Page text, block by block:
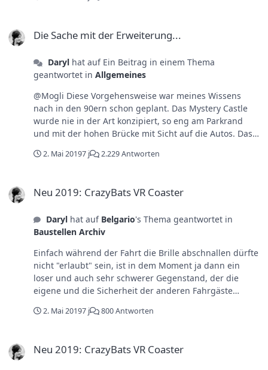
auch nicht so recht vorstellen.
Die Sache mit der Erweiterung...
Darylhat auf Ein Beitrag in einem Thema
geantwortet in Allgemeines
@Mogli Diese Vorgehensweise war meines Wissens
nach in den 90ern schon geplant. Das Mystery Castle
wurde nie in der Art konzipiert, so eng am Parkrand
und mit der hohen Brücke mit Sicht auf die Autos. Das
Zeit, zumindest der in China machte schon immer
2. Mai 20197 j 2.229 Antworten
Neu 2019: CrazyBats VR Coaster
Darylhat auf Belgario's Thema geantwortet in
Baustellen Archiv
Einfach während der Fahrt die Brille abschnallen dürfte
nicht "erlaubt" sein, ist in dem Moment ja dann ein
loser und auch sehr schwerer Gegenstand, der die
eigene und die Sicherheit der anderen Fahrgäste
gegen Kopf geknallt bekommen). Das finde ich beim
dazu bringen könnte, z.B. wegen technischer Fehler
2. Mai 20197 j 800 Antworten
Neu 2019: CrazyBats VR Coaster